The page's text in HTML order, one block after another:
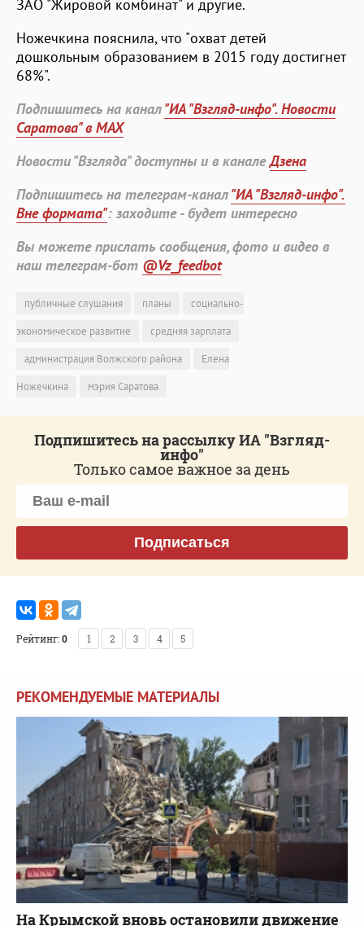
ЗАО "Жировой комбинат" и другие.
Ножечкина пояснила, что "охват детей
дошкольным образованием в 2015 году достигнет
68%".
Подпишитесь на канал"ИА "Взгляд-инфо". Новости
Саратова" в MAX
Новости "Взгляда" доступны и в каналеДзена
Подпишитесь на телеграм-канал"ИА "Взгляд-инфо".
Вне формата": заходите - будет интересно
Вы можете прислать сообщения, фото и видео в
наш телеграм-бот @Vz_feedbot
публичные слушания планы
социально-
экономическое развитие
средняя зарплата
администрация Волжского района
Елена
Ножечкина
мэрия Саратова
Подпишитесь на рассылку ИА "Взгляд-
инфо"
Только самое важное за день
Подписаться
Рейтинг:0 1 2 3 4 5
РЕКОМЕНДУЕМЫЕ МАТЕРИАЛЫ
На Крымской вновь остановили движение